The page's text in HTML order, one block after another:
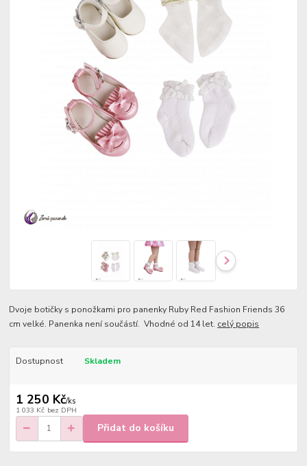
Dvoje botičky s ponožkami pro panenky Ruby Red Fashion Friends 36
cm velké. Panenka není součástí. Vhodné od 14 let. celý popis
Dostupnost Skladem
1 250 Kč/ks
1 033 Kč bez DPH
Přidat do košíku